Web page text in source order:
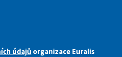
údajů organizace Euralis